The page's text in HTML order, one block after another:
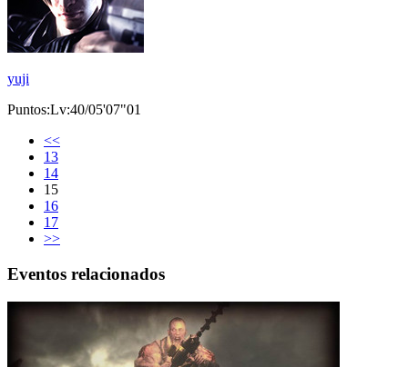
yuji
Puntos:Lv:40/05'07"01
<<
13
14
15
16
17
>>
Eventos relacionados